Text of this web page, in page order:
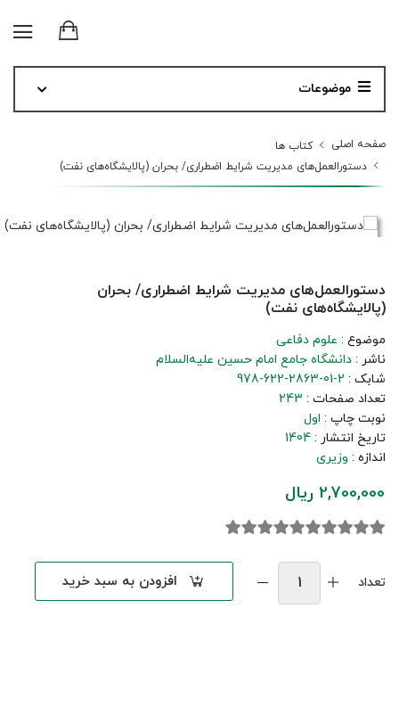
موضوعات
صفحه اصلی
کتاب ها
دستورالعمل‌های مدیریت شرایط اضطراری/ بحران (پالایشگاه‌های نفت)
دستورالعمل‌های مدیریت شرایط اضطراری/ بحران
(پالایشگاه‌های نفت)
موضوع : علوم دفاعی
ناشر : دانشگاه جامع امام حسین علیه‌السلام
شابک : 978-622-2863-01-2
تعداد صفحات : 243
نوبت چاپ : اول
تاریخ انتشار : 1404
اندازه : وزیری
2,700,000 ریال
تعداد افزودن به سبد خرید